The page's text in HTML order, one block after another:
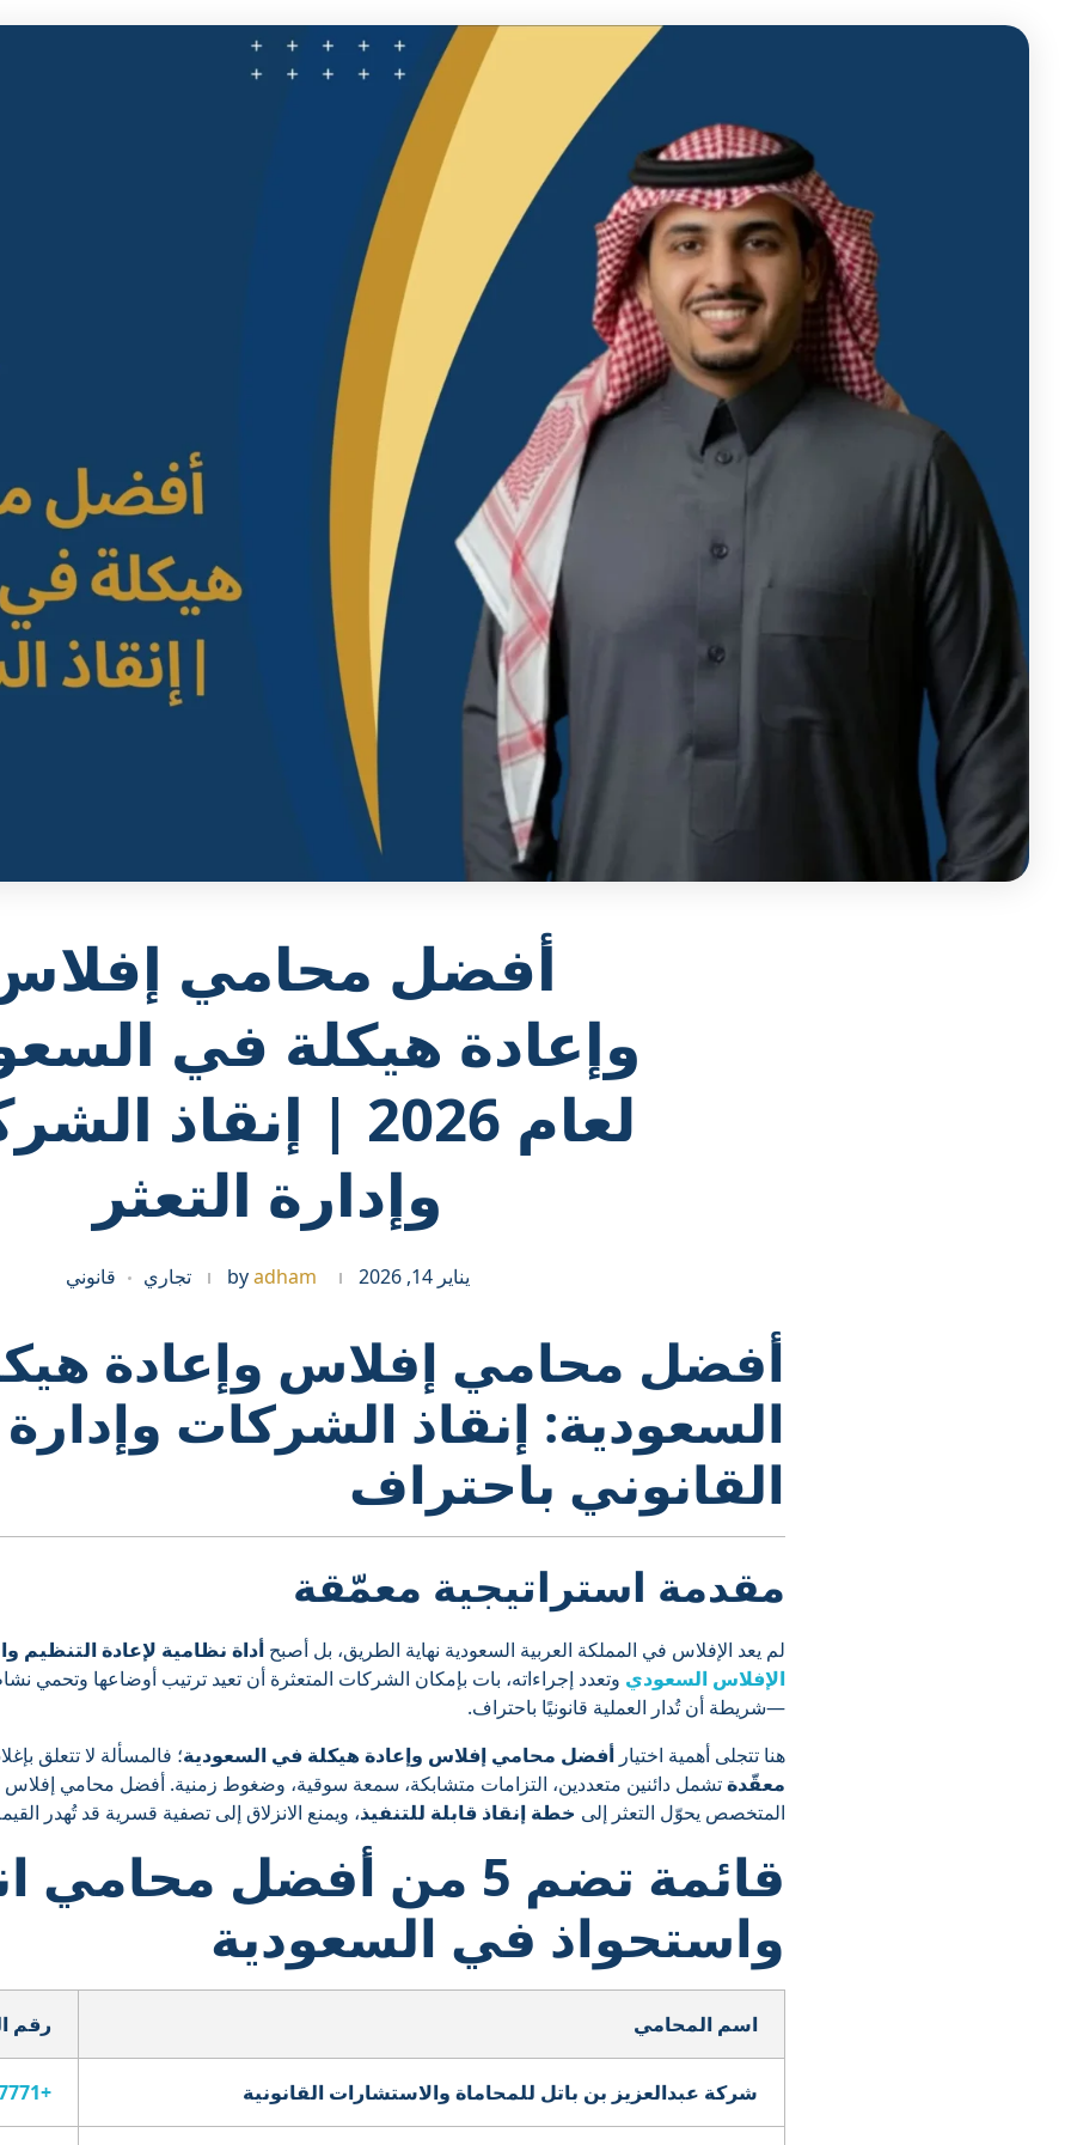
أفضل محامي
وإعادة هيكلة في
لعام 2026 | إنقاذ
وإدارة التعثر
يناير 14, 2026 byadham تجاري قانوني
أفضل محامي إفلاس وإعادة
السعودية: إنقاذ الشركات وإدارة
القانوني باحتراف
مقدمة استراتيجية معمّقة
لم يعد الإفلاس في المملكة العربية السعودية نهاية الطريق، بل أصبح أداة نظامية لإعادة التنظيم
الإفلاس السعودي وتعدد إجراءاته، بات بإمكان الشركات المتعثرة أن تعيد ترتيب أوضاعها وتحمي
—شريطة أن تُدار العملية قانونيًا باحتراف.
هنا تتجلى أهمية اختيار أفضل محامي إفلاس وإعادة هيكلة في السعودية؛ فالمسألة لا تتعلق
معقّدةتشمل دائنين متعددين، التزامات متشابكة، سمعة سوقية، وضغوط زمنية. أفضل محامي إفلاس
المتخصص يحوّل التعثر إلى خطة إنقاذ قابلة للتنفيذ، ويمنع الانزلاق إلى تصفية قسرية قد تُهدر
قائمة تضم 5 من
أفضل محامي
واستحواذ في السعودية
اسم المحامي رقم
شركة عبدالعزيز بن باتل للمحاماة والاستشارات القانونية +966126777771